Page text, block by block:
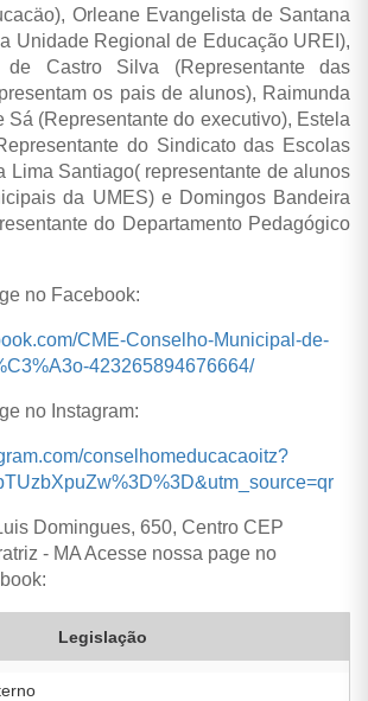
Orleane Evangelista de Santana
Unidade Regional de Educação UREI),
Castro Silva (Representante das
os pais de alunos), Raimunda
Sá (Representante do executivo), Estela
do Sindicato das Escolas
Lima Santiago( representante de alunos
da UMES) e Domingos Bandeira
do Departamento Pedagógico
no Facebook:
CME-Conselho-Municipal-de-
423265894676664/
no Instagram:
conselhomeducacaoitz?
Domingues, 650, Centro CEP
- MA Acesse nossa page no
Legislação